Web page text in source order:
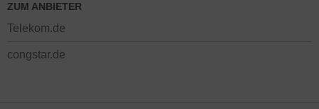
ZUM ANBIETER
Telekom.de
congstar.de